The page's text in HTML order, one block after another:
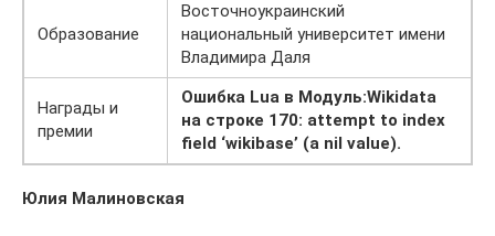
Образование
Восточноукраинский
национальный университет имени
Владимира Даля
Награды и
премии
Ошибка Lua в Модуль:Wikidata
на строке 170: attempt to index
field ‘wikibase’ (a nil value).
Юлия Малиновская